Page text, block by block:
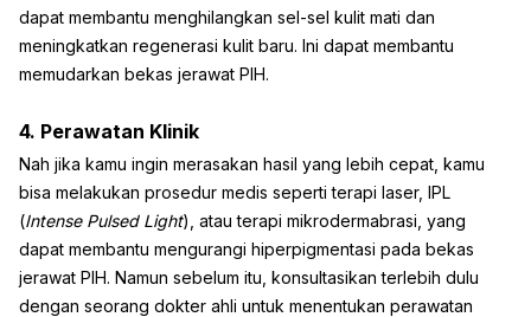
dapat membantu menghilangkan sel-sel kulit mati dan
meningkatkan regenerasi kulit baru. Ini dapat membantu
memudarkan bekas jerawat PIH.
4. Perawatan Klinik
Nah jika kamu ingin merasakan hasil yang lebih cepat, kamu
bisa melakukan prosedur medis seperti terapi laser, IPL
(Intense Pulsed Light), atau terapi mikrodermabrasi, yang
dapat membantu mengurangi hiperpigmentasi pada bekas
jerawat PIH. Namun sebelum itu, konsultasikan terlebih dulu
dengan seorang dokter ahli untuk menentukan perawatan